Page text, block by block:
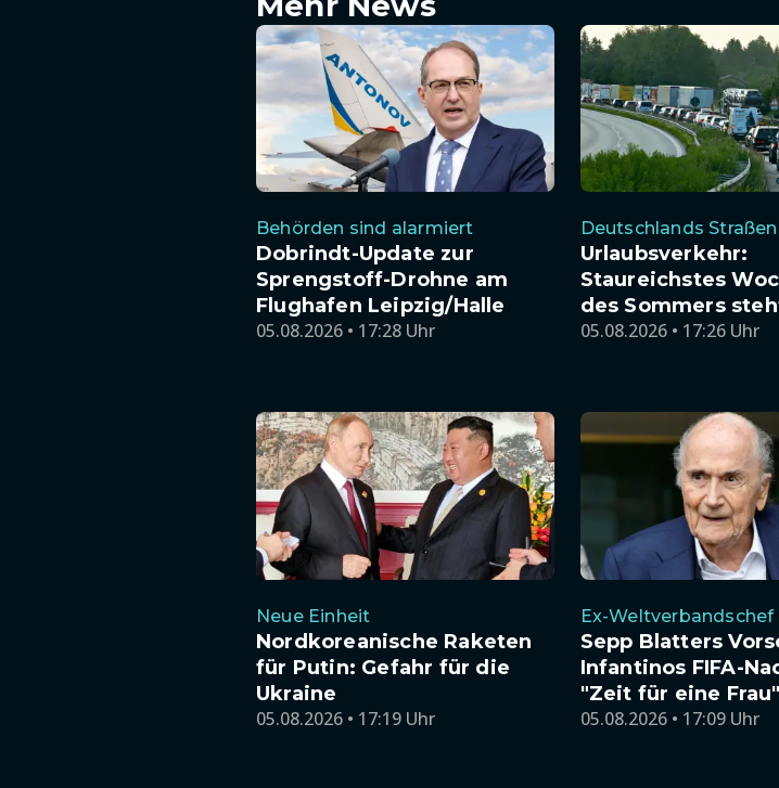
Behörden sind alarmiert
Dobrindt-Update zur
Sprengstoff-Drohne am
Flughafen Leipzig/Halle
05.08.2026 • 17:28 Uhr
Deutschlands
Urlaubsverkehr:
Staureichstes
des Sommers
05.08.2026 • 17:26 Uhr
Neue Einheit
Nordkoreanische Raketen
für Putin: Gefahr für die
Ukraine
05.08.2026 • 17:19 Uhr
Ex-Weltverbandschef
Sepp Blatters
Infantinos FIFA-
"Zeit für eine Frau"
05.08.2026 • 17:09 Uhr